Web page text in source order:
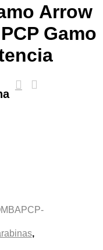
Arrow
Gamo
,